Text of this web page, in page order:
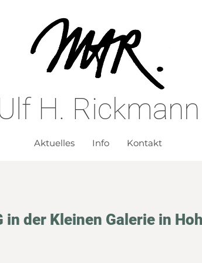
H. Rickmann
Aktuelles Info Kontakt
in der Kleinen Galerie in